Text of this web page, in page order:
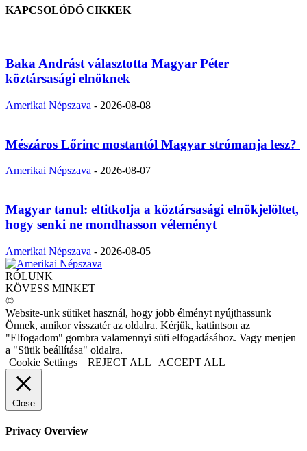
KAPCSOLÓDÓ CIKKEK
Baka Andrást választotta Magyar Péter
köztársasági elnöknek
Amerikai Népszava - 2026-08-08
Mészáros Lőrinc mostantól Magyar strómanja lesz?
Amerikai Népszava - 2026-08-07
Magyar tanul: eltitkolja a köztársasági elnökjelöltet,
hogy senki ne mondhasson véleményt
Amerikai Népszava - 2026-08-05
RÓLUNK
KÖVESS MINKET
©
Website-unk sütiket használ, hogy jobb élményt nyújthassunk
Önnek, amikor visszatér az oldalra. Kérjük, kattintson az
"Elfogadom" gombra valamennyi süti elfogadásához. Vagy menjen
a "Sütik beállítása" oldalra.
Cookie Settings
REJECT ALL ACCEPT ALL
Close
Privacy Overview